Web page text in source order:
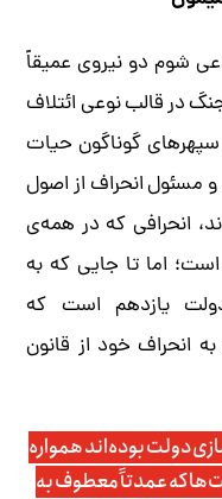
شوم دو نیروی عمیقاً
در قالب نوعی ائتلاف
سپهرهای گوناگون حیات
و مسئول انحراف از اصول
انحرافی که در همه‌ی
اما تا جایی که به
یازدهم است که
انحراف خود از قانون
دولت بوده‌اند همواره
که عمدتاً معطوف به